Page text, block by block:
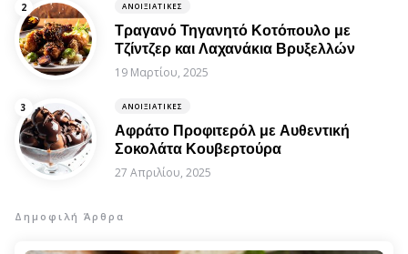
ΑΝΟΙΞΙΆΤΙΚΕΣ
Τραγανό Τηγανητό Κοτόπουλο με
Τζίντζερ και Λαχανάκια Βρυξελλών
19 Μαρτίου, 2025
ΑΝΟΙΞΙΆΤΙΚΕΣ
Αφράτο Προφιτερόλ με Αυθεντική
Σοκολάτα Κουβερτούρα
27 Απριλίου, 2025
Δημοφιλή Άρθρα